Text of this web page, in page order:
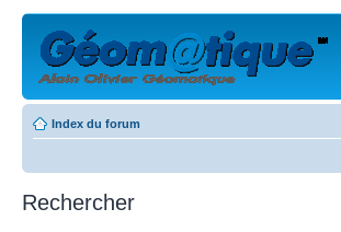
Index du forum
Rechercher